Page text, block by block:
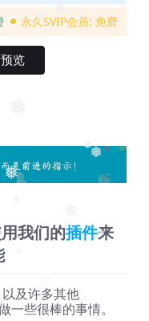
❅
❅
❅
❅
❅
永久SVIP会员: 免费
览
我们的插件来
及许多其他
些很棒的事情。